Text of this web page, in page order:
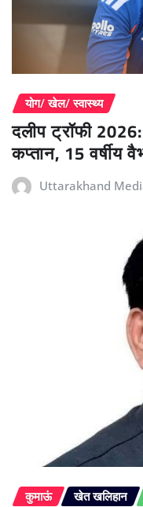
योग/ खेल/ स्वास्थ्य
दलीप ट्रॉफी
कप्तान, 15 वर्षीय
Uttarakhand
कुमाऊं खेत खलिहान